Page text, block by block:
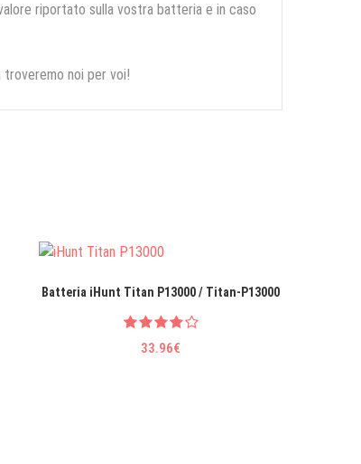
riportato sulla vostra batteria e in caso
noi per voi!
Batteria iHunt Titan P13000 / Titan-P13000
33.96€